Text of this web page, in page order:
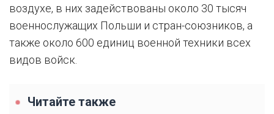
воздухе, в них задействованы около 30 тысяч
военнослужащих Польши и стран-союзников, а
также около 600 единиц военной техники всех
видов войск.
Читайте также